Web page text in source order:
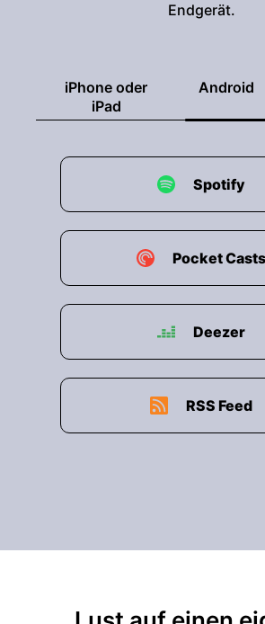
Endgerät.
iPhone oder
iPad
Android
Spotify
Pocket Casts
Deezer
RSS Feed